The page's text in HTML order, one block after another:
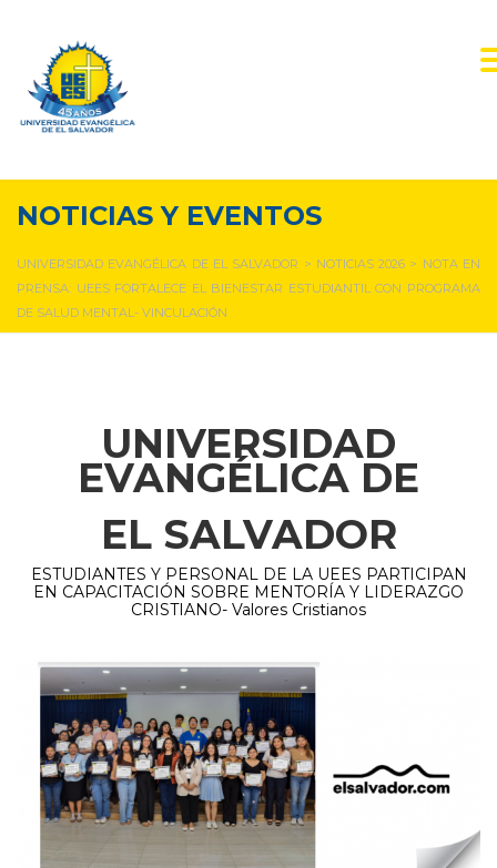
NOTICIAS Y EVENTOS
UNIVERSIDAD EVANGÉLICA DE EL SALVADOR > NOTICIAS 2026 > NOTA EN
PRENSA: UEES FORTALECE EL BIENESTAR ESTUDIANTIL CON PROGRAMA
DE SALUD MENTAL- VINCULACIÓN
UNIVERSIDAD
EVANGÉLICA DE
EL SALVADOR
ESTUDIANTES Y PERSONAL DE LA UEES PARTICIPAN
EN CAPACITACIÓN SOBRE MENTORÍA Y LIDERAZGO
CRISTIANO- Valores Cristianos